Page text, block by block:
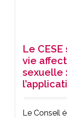
Le
vie
sexuelle
Le Conseil